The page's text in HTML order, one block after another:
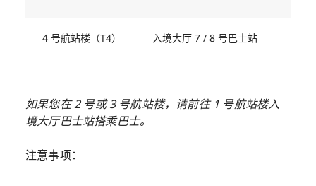
4 号航站楼（T4） 入境大厅 7 / 8 号巴士站
如果您在 2 号或 3 号航站楼，请前往 1 号航站楼入
境大厅巴士站搭乘巴士。
注意事项：